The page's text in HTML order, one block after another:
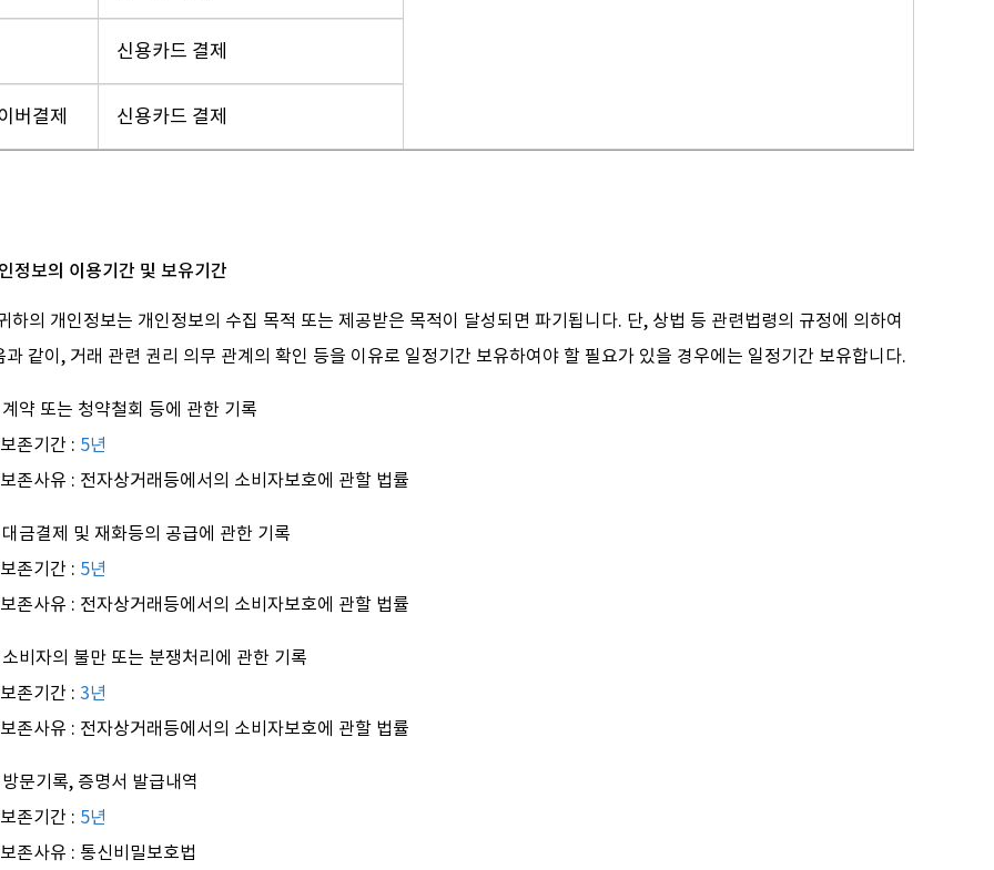
신용카드 결제
버결제 신용카드 결제
정보의 이용기간 및 보유기간
의 개인정보는 개인정보의 수집 목적 또는 제공받은 목적이 달성되면 파기됩니다. 단, 상법 등 관련법령의 규정에 의하여
과 같이, 거래 관련 권리 의무 관계의 확인 등을 이유로 일정기간 보유하여야 할 필요가 있을 경우에는 일정기간 보유합니다.
약 또는 청약철회 등에 관한 기록
존기간 : 5년
존사유 : 전자상거래등에서의 소비자보호에 관할 법률
금결제 및 재화등의 공급에 관한 기록
존기간 : 5년
존사유 : 전자상거래등에서의 소비자보호에 관할 법률
비자의 불만 또는 분쟁처리에 관한 기록
존기간 : 3년
존사유 : 전자상거래등에서의 소비자보호에 관할 법률
문기록, 증명서 발급내역
존기간 : 5년
존사유 : 통신비밀보호법